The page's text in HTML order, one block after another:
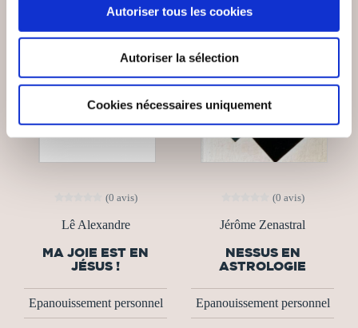
Autoriser tous les cookies
Autoriser la sélection
Cookies nécessaires uniquement
(0 avis)
Lê Alexandre
MA JOIE EST EN
JÉSUS !
Epanouissement personnel
(0 avis)
Jérôme Zenastral
NESSUS EN
ASTROLOGIE
Epanouissement personnel